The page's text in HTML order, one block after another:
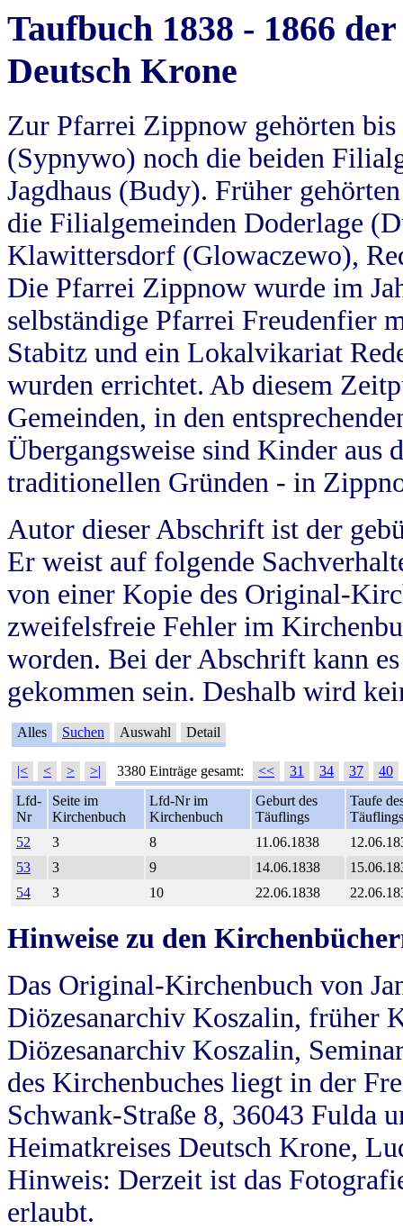
Taufbuch 1838 - 1866
Deutsch Krone
Zur Pfarrei Zippnow gehörten
(Sypnywo) noch die beiden
Jagdhaus (Budy). Früher
die Filialgemeinden Doderlage
Klawittersdorf (Glowaczewo),
Die Pfarrei Zippnow wurde im
selbständige Pfarrei Freudenfier
Stabitz und ein Lokalvikariat
wurden errichtet. Ab diesem
Gemeinden, in den
Übergangsweise sind Kinder aus
traditionellen Gründen - in
Autor dieser Abschrift ist der
Er weist auf folgende
von einer Kopie des Original-
zweifelsfreie Fehler im
worden. Bei der Abschrift kann
gekommen sein. Deshalb wird
Alles Suchen Auswahl Detail
|< < > >| 3380 Einträge gesamt: << 31 34 37
40
Lfd-
Nr
Seite im
Kirchenbuch
Lfd-Nr im
Kirchenbuch
Geburt des
Täuflings
Taufe
Täuflings
52
3 8 11.06.1838
53
3 9 14.06.1838
54
3 10 22.06.1838
Hinweise zu den
Das Original-Kirchenbuch von
Diözesanarchiv Koszalin, früher
Diözesanarchiv Koszalin,
des Kirchenbuches liegt in der
Schwank-Straße 8, 36043 Fulda
Heimatkreises Deutsch Krone,
Hinweis: Derzeit ist das
erlaubt.